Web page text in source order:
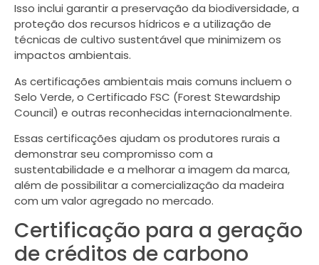
Isso inclui garantir a preservação da biodiversidade, a
proteção dos recursos hídricos e a utilização de
técnicas de cultivo sustentável que minimizem os
impactos ambientais.
As certificações ambientais mais comuns incluem o
Selo Verde, o Certificado FSC (Forest Stewardship
Council) e outras reconhecidas internacionalmente.
Essas certificações ajudam os produtores rurais a
demonstrar seu compromisso com a
sustentabilidade e a melhorar a imagem da marca,
além de possibilitar a comercialização da madeira
com um valor agregado no mercado.
Certificação para a geração
de créditos de carbono